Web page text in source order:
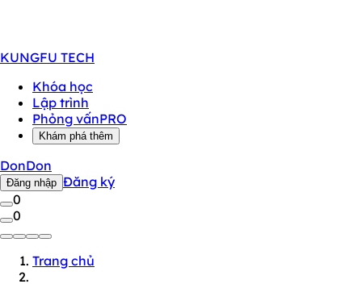
KUNGFU TECH
Khóa học
Lập trình
Phỏng vấnPRO
Khám phá thêm
DonDon
Đăng nhập Đăng ký
0
0
Trang chủ